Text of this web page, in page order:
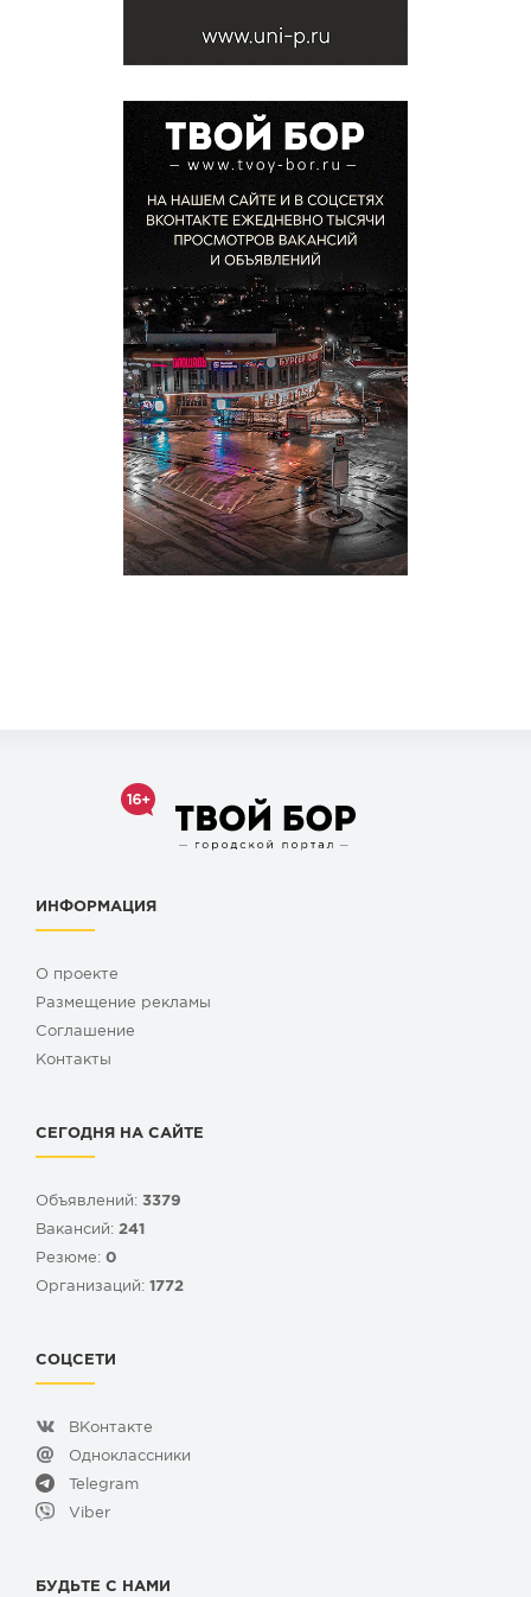
ИНФОРМАЦИЯ
О проекте
Размещение рекламы
Cоглашение
Контакты
СЕГОДНЯ НА САЙТЕ
Объявлений: 3379
Вакансий: 241
Резюме: 0
Организаций: 1772
СОЦСЕТИ
ВКонтакте
Одноклассники
Telegram
Viber
БУДЬТЕ С НАМИ